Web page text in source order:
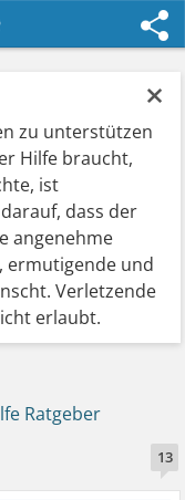
×
zu unterstützen
Hilfe braucht,
ist
dass der
angenehme
ermutigende und
Verletzende
erlaubt.
Ratgeber
13